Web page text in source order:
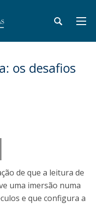
os desafios
de que a leitura de
uma imersão numa
e que configura a